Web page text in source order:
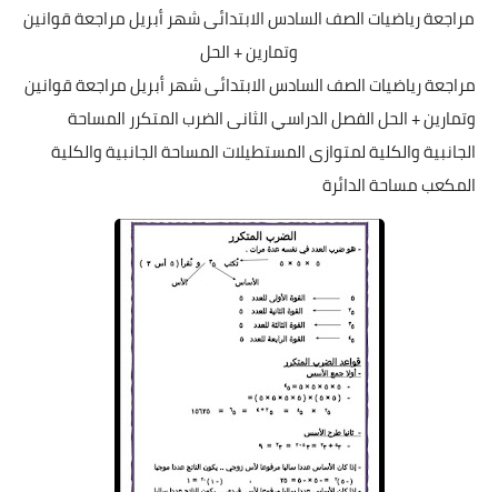
مراجعة رياضيات الصف السادس الابتدائى شهر أبريل مراجعة قوانين
وتمارين + الحل
مراجعة رياضيات الصف السادس الابتدائى شهر أبريل مراجعة قوانين
وتمارين + الحل الفصل الدراسي الثانى الضرب المتكرر المساحة
الجانبية والكلية لمتوازى المستطيلات المساحة الجانبية والكلية
المكعب مساحة الدائرة